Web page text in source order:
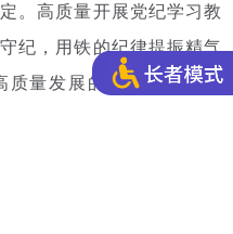
。高质量开展党纪学习教
纪，用铁的纪律提振精气
质量发展的强大动力和合